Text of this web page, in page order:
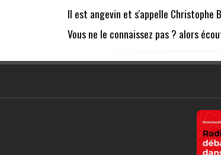
Il est angevin et s'appelle Christophe
Vous ne le connaissez pas ? alors